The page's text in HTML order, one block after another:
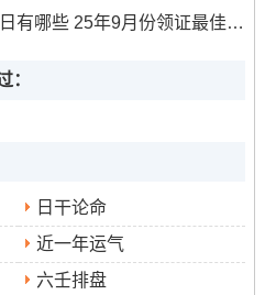
大程度汇聚吉气。
西北,此二位宜静不宜动，切
型震动物品 出行时若条件允
;此方位易引致是非与阻碍，
择路线时应尽量规避正东方.
哪些 25年9月份领证最佳日子
：
日干论命
近一年运气
六壬排盘